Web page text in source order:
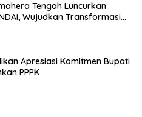
Tengah Luncurkan
Wujudkan Transformasi
Apresiasi Komitmen Bupati
PPPK